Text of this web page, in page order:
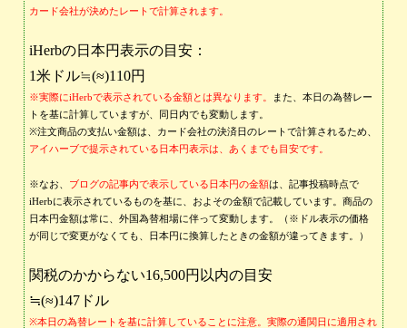
カード会社が決めたレートで計算されます。
iHerbの日本円表示の目安：
1米ドル≒(≈)110円
※実際にiHerbで表示されている金額とは異なります。
また、本日の為替レー
トを基に計算していますが、同日内でも変動します。
※注文商品の支払い金額は、カード会社の決済日のレートで計算されるため、
アイハーブで提示されている日本円表示は、あくまでも目安です。
※なお、 ブログの記事内で表示している日本円の金額は、記事投稿時点で
iHerbに表示されているものを基に、およその金額で記載しています。商品の
日本円金額は常に、外国為替相場に伴って変動します。（※ドル表示の価格
が同じで変更がなくても、日本円に換算したときの金額が違ってきます。）
関税のかからない16,500円以内の目安
≒(≈)147ドル
※本日の為替レートを基に計算していることに注意。実際の通関日に適用され